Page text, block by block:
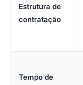
Estrutura de
contratação
Tempo de